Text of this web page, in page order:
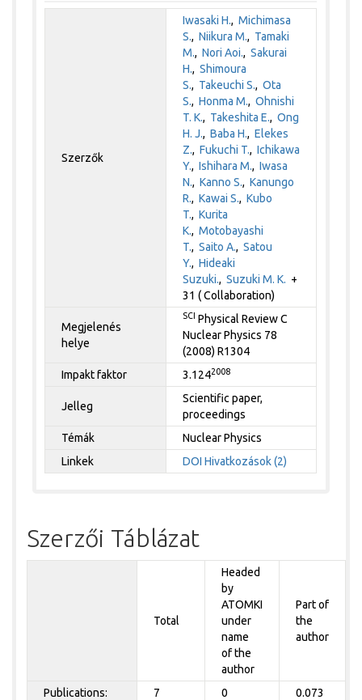
Szerzők
Iwasaki H.,Michimasa
S.,Niikura M., Tamaki
M.,Nori Aoi.,Sakurai
H.,Shimoura
S., Takeuchi S.,Ota
S.,Honma M.,Ohnishi
T. K., Takeshita E.,Ong
H. J.,Baba H.,Elekes
Z.,Fukuchi T.,Ichikawa
Y.,Ishihara M.,Iwasa
N.,Kanno S.,Kanungo
R.,Kawai S.,Kubo
T.,Kurita
K.,Motobayashi
T.,Saito A.,Satou
Y.,Hideaki
Suzuki.,Suzuki M. K. +
31 ( Collaboration)
Megjelenés
helye
SCI Physical Review C
Nuclear Physics 78
(2008) R1304
Impakt faktor
3.1242008
Jelleg
Scientific paper,
proceedings
Témák
Nuclear Physics
Linkek
DOI Hivatkozások (2)
Szerzői Táblázat
Total
Headed
by
ATOMKI
under
name
of the
author
Part of
the
author
Publications: 7 0 0.073